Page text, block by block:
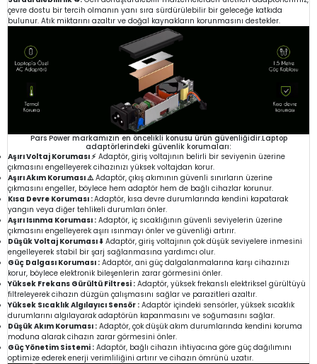
çevre dostu bir tercih olmanın yanı sıra sürdürülebilir bir geleceğe katkıda
bulunur. Atık miktarını azaltır ve doğal kaynakların korunmasını destekler.
Pars Power markamızın en öncelikli konusu ürün güvenliğidir.Laptop
adaptörlerindeki güvenlik korumaları:
Aşırı Voltaj Koruması ⚡ Adaptör, giriş voltajının belirli bir seviyenin üzerine
çıkmasını engelleyerek cihazınızı yüksek voltajdan korur.
Aşırı Akım Koruması ⚠️Adaptör, çıkış akımının güvenli sınırların üzerine
çıkmasını engeller, böylece hem adaptör hem de bağlı cihazlar korunur.
Kısa Devre Koruması :Adaptör, kısa devre durumlarında kendini kapatarak
yangın veya diğer tehlikeli durumları önler.
Aşırı Isınma Koruması : Adaptör, iç sıcaklığının güvenli seviyelerin üzerine
çıkmasını engelleyerek aşırı ısınmayı önler ve güvenliği artırır.
Düşük Voltaj Koruması ⬇️ Adaptör, giriş voltajının çok düşük seviyelere inmesini
engelleyerek stabil bir şarj sağlanmasına yardımcı olur.
Güç Dalgası Koruması : Adaptör, ani güç dalgalanmalarına karşı cihazınızı
korur, böylece elektronik bileşenlerin zarar görmesini önler.
Yüksek Frekans Gürültü Filtresi : Adaptör, yüksek frekanslı elektriksel gürültüyü
filtreleyerek cihazın düzgün çalışmasını sağlar ve parazitleri azaltır.
Yüksek Sıcaklık Algılayıcı Sensör : Adaptör içindeki sensörler, yüksek sıcaklık
durumlarını algılayarak adaptörün kapanmasını ve soğumasını sağlar.
Düşük Akım Koruması : Adaptör, çok düşük akım durumlarında kendini koruma
moduna alarak cihazın zarar görmesini önler.
Güç Yönetim Sistemi : Adaptör, bağlı cihazın ihtiyacına göre güç dağılımını
optimize ederek enerji verimliliğini artırır ve cihazın ömrünü uzatır.